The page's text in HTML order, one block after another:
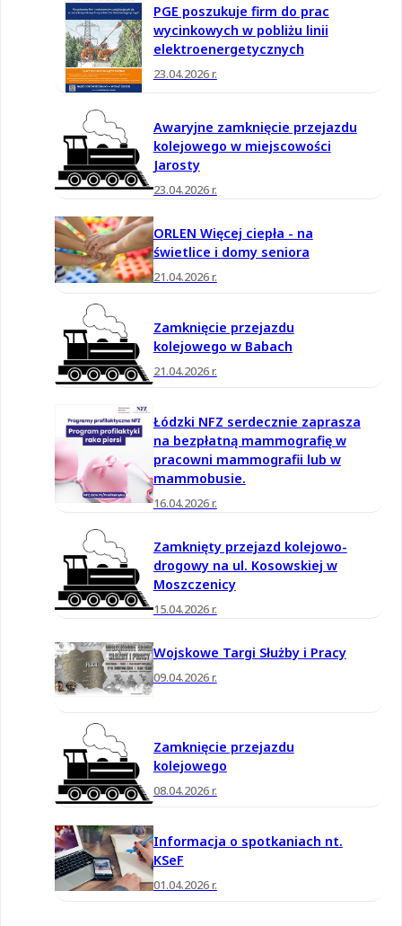
PGE poszukuje firm do prac
wycinkowych w pobliżu linii
elektroenergetycznych
23.04.2026 r.
Awaryjne zamknięcie przejazdu
kolejowego w miejscowości
Jarosty
23.04.2026 r.
ORLEN Więcej ciepła - na
świetlice i domy seniora
21.04.2026 r.
Zamknięcie przejazdu
kolejowego w Babach
21.04.2026 r.
Łódzki NFZ serdecznie zaprasza
na bezpłatną mammografię w
pracowni mammografii lub w
mammobusie.
16.04.2026 r.
Zamknięty przejazd kolejowo-
drogowy na ul. Kosowskiej w
Moszczenicy
15.04.2026 r.
Wojskowe Targi Służby i Pracy
09.04.2026 r.
Zamknięcie przejazdu
kolejowego
08.04.2026 r.
Informacja o spotkaniach nt.
KSeF
01.04.2026 r.